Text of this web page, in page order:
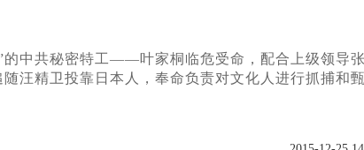
的中共秘密特工——叶家桐临危受命，配合上级领导
汪精卫投靠日本人，奉命负责对文化人进行抓捕和